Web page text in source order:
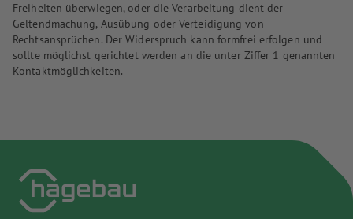
Freiheiten überwiegen, oder die Verarbeitung dient der
Geltendmachung, Ausübung oder Verteidigung von
Rechtsansprüchen. Der Widerspruch kann formfrei erfolgen und
sollte möglichst gerichtet werden an die unter Ziffer 1 genannten
Kontaktmöglichkeiten.